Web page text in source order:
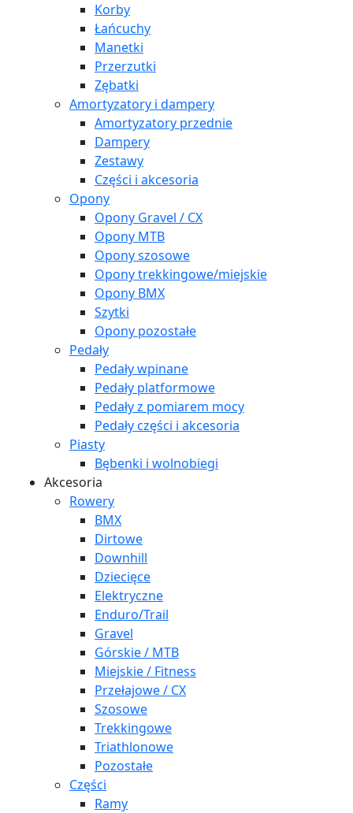
Korby
Łańcuchy
Manetki
Przerzutki
Zębatki
Amortyzatory i dampery
Amortyzatory przednie
Dampery
Zestawy
Części i akcesoria
Opony
Opony Gravel / CX
Opony MTB
Opony szosowe
Opony trekkingowe/miejskie
Opony BMX
Szytki
Opony pozostałe
Pedały
Pedały wpinane
Pedały platformowe
Pedały z pomiarem mocy
Pedały części i akcesoria
Piasty
Bębenki i wolnobiegi
Akcesoria
Rowery
BMX
Dirtowe
Downhill
Dziecięce
Elektryczne
Enduro/Trail
Gravel
Górskie / MTB
Miejskie / Fitness
Przełajowe / CX
Szosowe
Trekkingowe
Triathlonowe
Pozostałe
Części
Ramy